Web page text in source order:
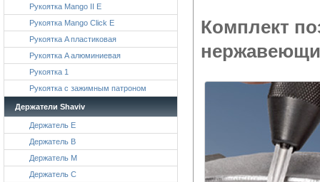
Рукоятка Mango II E
Рукоятка Mango Click E
Рукоятка A пластиковая
Рукоятка A алюминиевая
Рукоятка 1
Рукоятка с зажимным патроном
Держатели Shaviv
Держатель E
Держатель B
Держатель M
Держатель C
Комплект